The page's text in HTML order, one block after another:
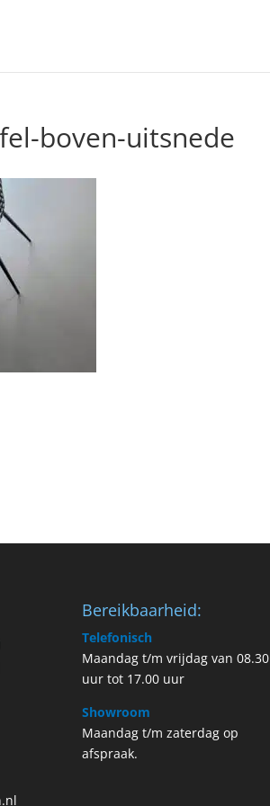
boven-uitsnede
Bereikbaarheid:
Telefonisch
Maandag t/m vrijdag van 08.30
uur tot 17.00 uur
Showroom
Maandag t/m zaterdag op
afspraak.